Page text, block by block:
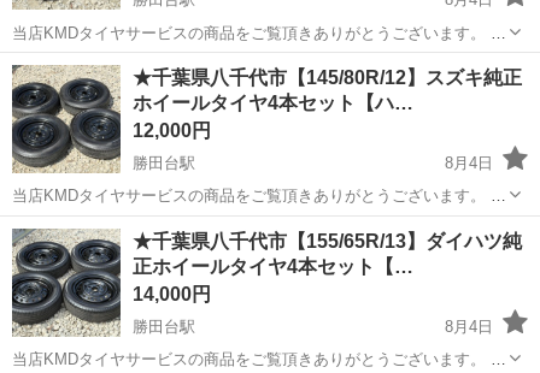
当店KMDタイヤサービスの商品をご覧頂きありがとうございます。 ---
------------------------------- 【KMDタイヤサービスのお約束】 【1】安心の
日本人経営 【2】良い物を、より安くご...
千葉 八千代市 勝田台駅 タイヤ、ホイール タイヤ
★千葉県八千代市【145/80R/12】スズキ純正
ホイールタイヤ4本セット【ハ…
12,000円
勝田台駅
8月4日
当店KMDタイヤサービスの商品をご覧頂きありがとうございます。 ---
------------------------------- 【KMDタイヤサービスのお約束】 【1】安心の
日本人経営 【2】良い物を、より安くご...
千葉 八千代市 勝田台駅 タイヤ、ホイール タイヤ
★千葉県八千代市【155/65R/13】ダイハツ純
正ホイールタイヤ4本セット【…
14,000円
勝田台駅
8月4日
当店KMDタイヤサービスの商品をご覧頂きありがとうございます。 ---